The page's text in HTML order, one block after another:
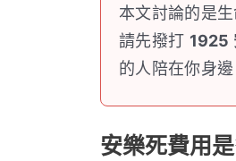
本文討論的是
請先撥打 1925
的人陪在你身邊
安樂死費用